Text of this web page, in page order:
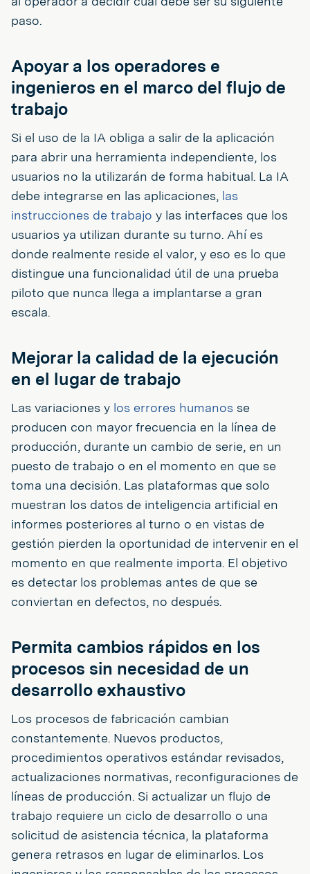
paso.
Apoyar a los operadores e
ingenieros en el marco del flujo de
trabajo
Si el uso de la IA obliga a salir de la aplicación
para abrir una herramienta independiente, los
usuarios no la utilizarán de forma habitual. La IA
debe integrarse en las aplicaciones, las
instrucciones de trabajo y las interfaces que los
usuarios ya utilizan durante su turno. Ahí es
donde realmente reside el valor, y eso es lo que
distingue una funcionalidad útil de una prueba
piloto que nunca llega a implantarse a gran
escala.
Mejorar la calidad de la ejecución
en el lugar de trabajo
Las variaciones y los errores humanos se
producen con mayor frecuencia en la línea de
producción, durante un cambio de serie, en un
puesto de trabajo o en el momento en que se
toma una decisión. Las plataformas que solo
muestran los datos de inteligencia artificial en
informes posteriores al turno o en vistas de
gestión pierden la oportunidad de intervenir en el
momento en que realmente importa. El objetivo
es detectar los problemas antes de que se
conviertan en defectos, no después.
Permita cambios rápidos en los
procesos sin necesidad de un
desarrollo exhaustivo
Los procesos de fabricación cambian
constantemente. Nuevos productos,
procedimientos operativos estándar revisados,
actualizaciones normativas, reconfiguraciones de
líneas de producción. Si actualizar un flujo de
trabajo requiere un ciclo de desarrollo o una
solicitud de asistencia técnica, la plataforma
genera retrasos en lugar de eliminarlos. Los